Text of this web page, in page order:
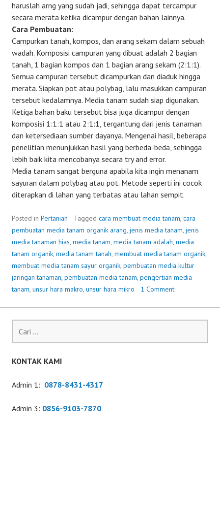
haruslah arng yang sudah jadi, sehingga dapat tercampur
secara merata ketika dicampur dengan bahan lainnya.
Cara Pembuatan:
Campurkan tanah, kompos, dan arang sekam dalam sebuah
wadah. Komposisi campuran yang dibuat adalah 2 bagian
tanah, 1 bagian kompos dan 1 bagian arang sekam (2:1:1).
Semua campuran tersebut dicampurkan dan diaduk hingga
merata. Siapkan pot atau polybag, lalu masukkan campuran
tersebut kedalamnya. Media tanam sudah siap digunakan.
Ketiga bahan baku tersebut bisa juga dicampur dengan
komposisi 1:1:1 atau 2:1:1, tergantung dari jenis tanaman
dan ketersediaan sumber dayanya. Mengenai hasil, beberapa
penelitian menunjukkan hasil yang berbeda-beda, sehingga
lebih baik kita mencobanya secara try and error.
Media tanam sangat berguna apabila kita ingin menanam
sayuran dalam polybag atau pot. Metode seperti ini cocok
diterapkan di lahan yang terbatas atau lahan sempit.
Posted in Pertanian Tagged cara membuat media tanam, cara
pembuatan media tanam organik arang, jenis media tanam, jenis
media tanaman hias, media tanam, media tanam adalah, media
tanam organik, media tanam tanah, membuat media tanam organik,
membuat media tanam sayur organik, pembuatan media kultur
jaringan tanaman, pembuatan media tanam, pengertian media
tanam, unsur hara makro, unsur hara mikro 1 Comment
untuk:
KONTAK KAMI
Admin 1: 0878-8431-4317
Admin 3: 0856-9103-7870